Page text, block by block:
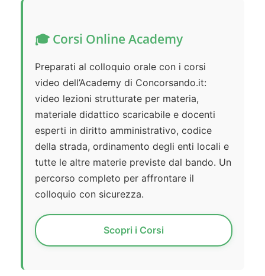
🎓 Corsi Online Academy
Preparati al colloquio orale con i corsi
video dell’Academy di Concorsando.it:
video lezioni strutturate per materia,
materiale didattico scaricabile e docenti
esperti in diritto amministrativo, codice
della strada, ordinamento degli enti locali e
tutte le altre materie previste dal bando. Un
percorso completo per affrontare il
colloquio con sicurezza.
Scopri i Corsi